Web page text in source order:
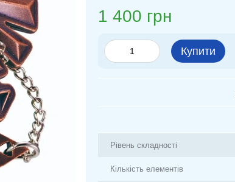
1 400 грн
Купити
Рівень складності
Кількість елементів